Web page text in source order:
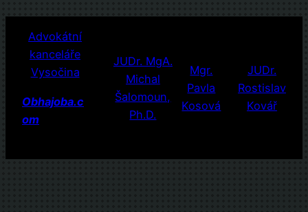
obsah
Advokátní
kanceláře
Vysočina
Obhajoba.c
om
JUDr. MgA.
Michal
Šalomoun,
Ph.D.
Mgr.
Pavla
Kosová
JUDr.
Rostislav
Kovář